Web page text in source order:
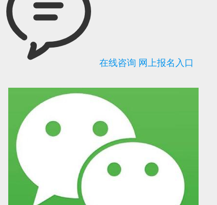
可信网站信用评 网络警察提醒你 诚信网站
在线咨询 网上报名入口